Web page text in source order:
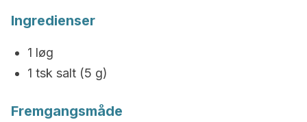
Ingredienser
1 løg
1 tsk salt (5 g)
Fremgangsmåde